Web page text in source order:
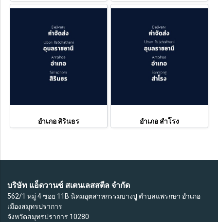
อำเภอ สิรินธร อำเภอ สำโรง
บริษัท แอ็ดวานซ์ สเตนเลสสตีล จำกัด
562/1 หมู่ 4 ซอย 11B นิคมอุตสาหกรรมบางปู ตำบลแพรกษา อำเภอ
เมืองสมุทรปราการ
จังหวัดสมุทรปราการ 10280